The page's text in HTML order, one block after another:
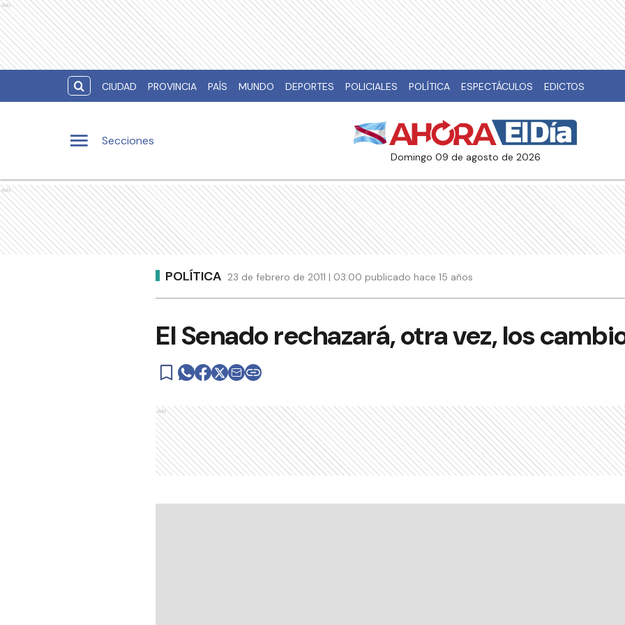
Ads
CIUDAD PROVINCIA PAÍS MUNDO DEPORTES POLICIALES POLÍTICA ESPECTÁCULOS EDICTOS
Secciones
domingo 09 de agosto de 2026
Ads
POLÍTICA 23 de febrero de 2011 | 03:00 publicado hace 15 años
El Senado rechazará, otra vez, los
Ads